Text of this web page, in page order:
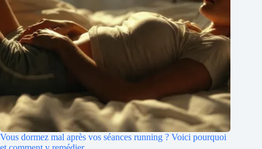
Vous dormez mal après vos séances running ? Voici pourquoi